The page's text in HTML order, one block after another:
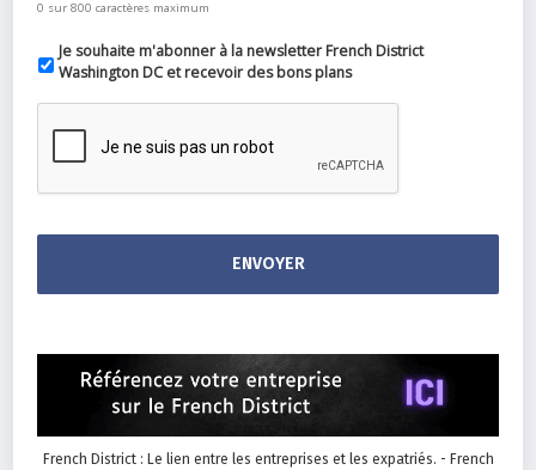
0 sur 800 caractères maximum
Je souhaite m'abonner à la newsletter French District
Washington DC et recevoir des bons plans
French District : Le lien entre les entreprises et les expatriés. - French